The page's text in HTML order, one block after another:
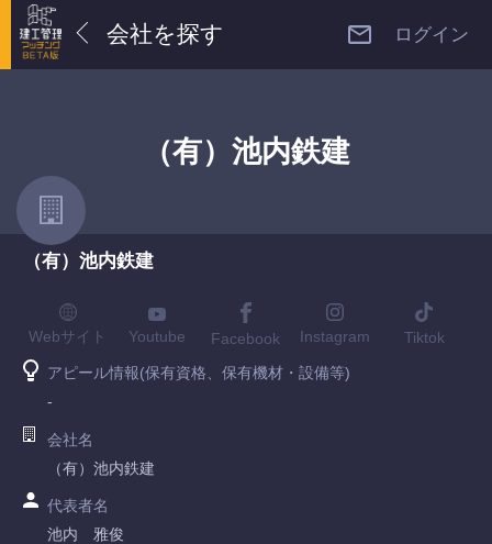
会社を探す ログイン
（有）池内鉄建
（有）池内鉄建
Webサイト Youtube Facebook Instagram Tiktok
アピール情報(保有資格、保有機材・設備等)
-
会社名
（有）池内鉄建
代表者名
池内 雅俊